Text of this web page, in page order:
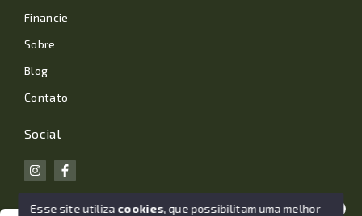
Financie
Sobre
Blog
Contato
Social
Esse site utiliza cookies, que possibilitam uma melhor